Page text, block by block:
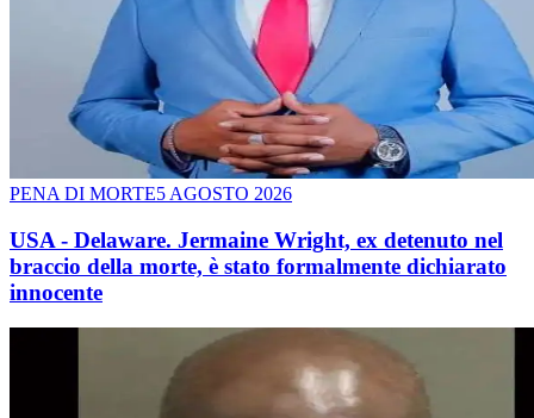
PENA DI MORTE5 AGOSTO 2026
USA - Delaware. Jermaine Wright, ex detenuto nel
braccio della morte, è stato formalmente dichiarato
innocente